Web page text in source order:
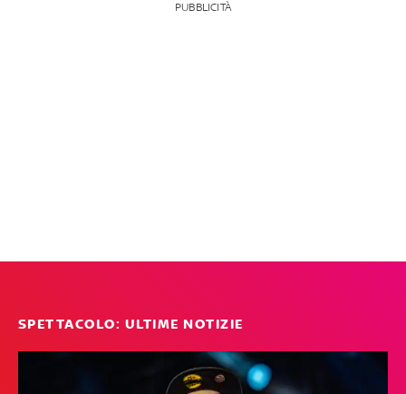
PUBBLICITÀ
SPETTACOLO: ULTIME NOTIZIE